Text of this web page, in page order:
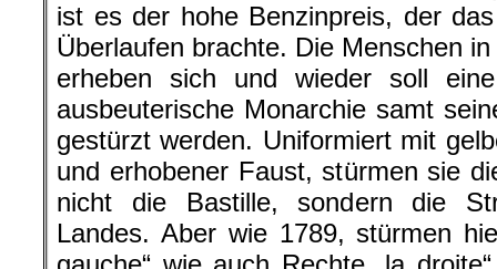
Und genau diesen politischen
Rechts, weiß die Monarchie
alten Mittel „Teile und
Rechts, um die politische Position
Nationalversammlung, sondern in
wo sich die Wut gegen die sozialen
Faust den Weg gebahnt hat, wird
sich erhoben wurde, wird